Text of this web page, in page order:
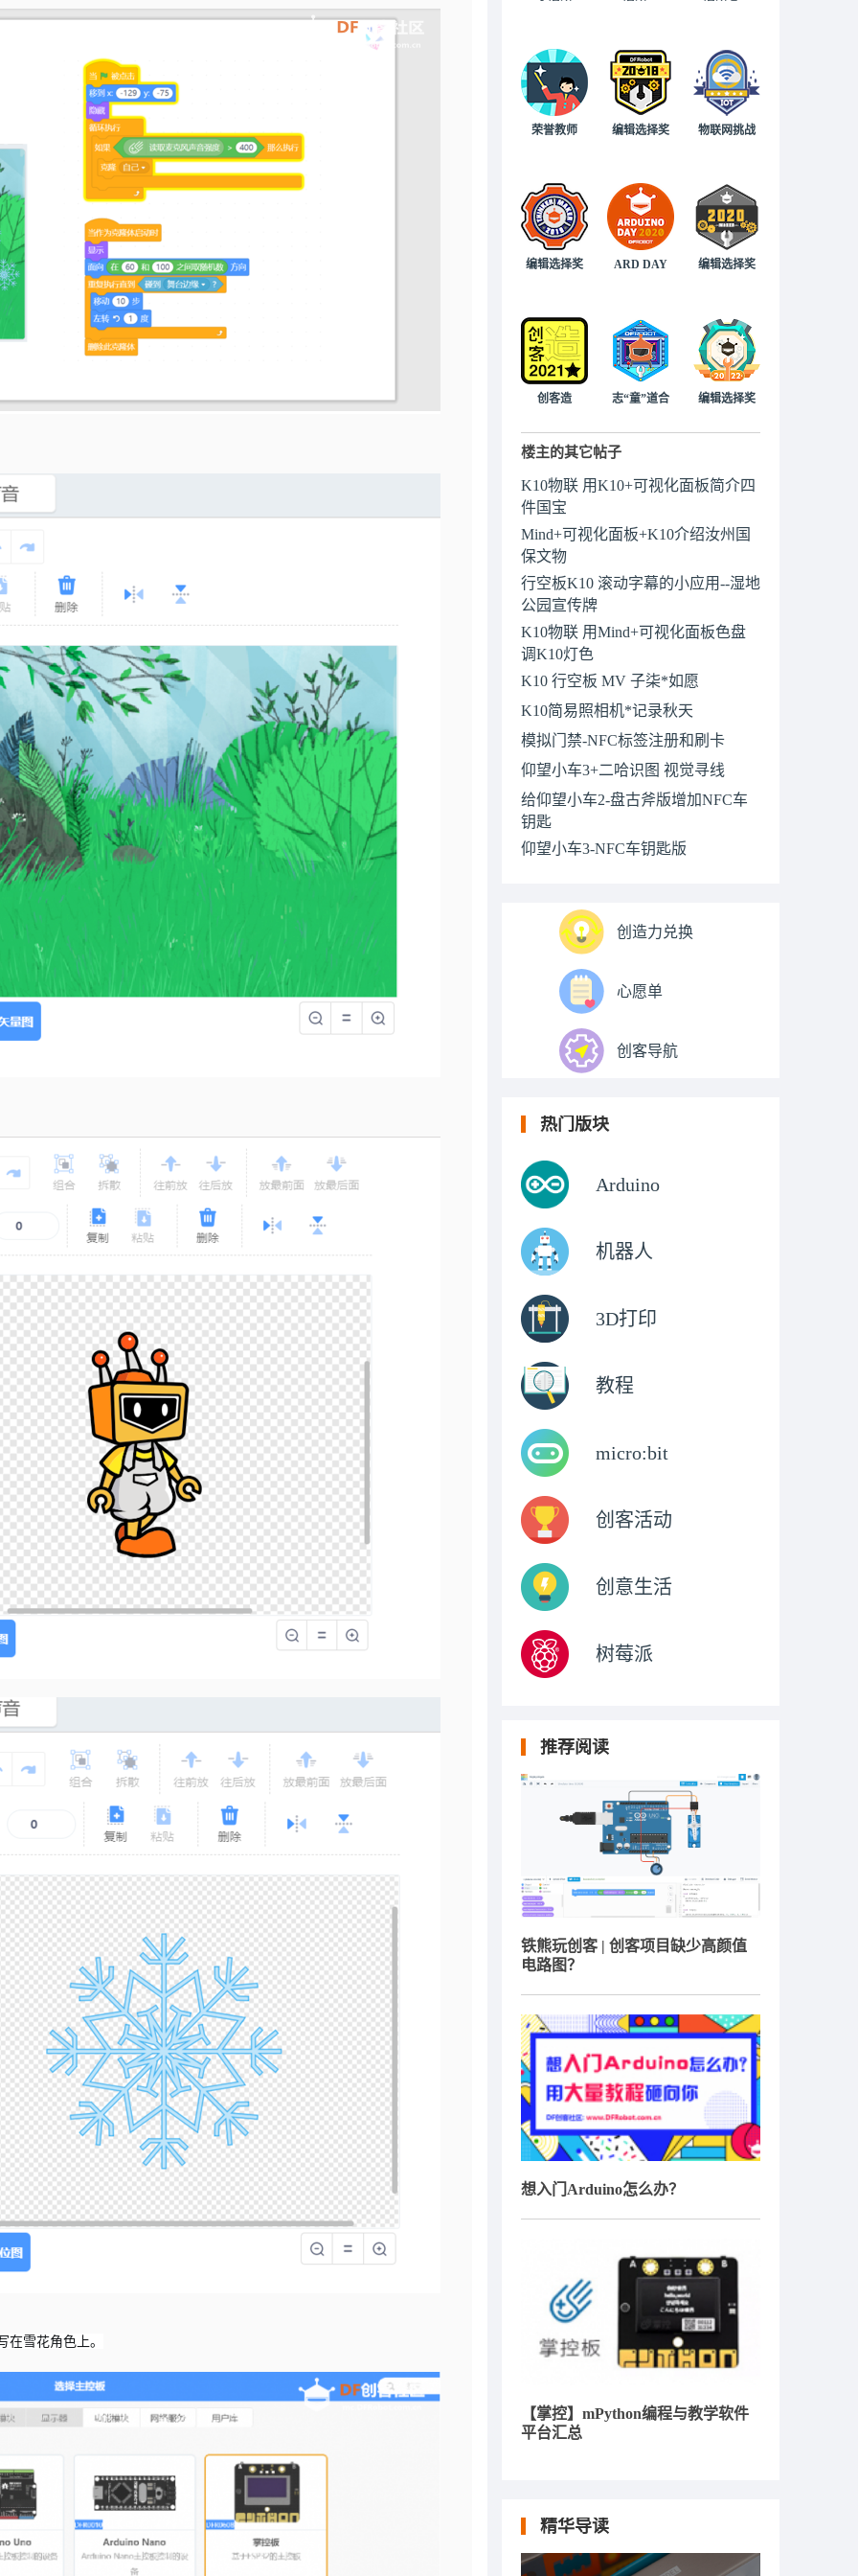
雪花角色上。
荣誉教师 编辑选择奖 物联网挑战
编辑选择奖 ARD DAY 编辑选择奖
创客造 志“童”道合 编辑选择奖
楼主的其它帖子
K10物联 用K10+可视化面板简介四
件国宝
Mind+可视化面板+K10介绍汝州国
保文物
行空板K10 滚动字幕的小应用--湿地
公园宣传牌
K10物联 用Mind+可视化面板色盘
调K10灯色
K10 行空板 MV 子柒*如愿
K10简易照相机*记录秋天
模拟门禁-NFC标签注册和刷卡
仰望小车3+二哈识图 视觉寻线
给仰望小车2-盘古斧版增加NFC车
钥匙
仰望小车3-NFC车钥匙版
创造力兑换
心愿单
创客导航
热门版块
Arduino
机器人
3D打印
教程
micro:bit
创客活动
创意生活
树莓派
推荐阅读
铁熊玩创客 | 创客项目缺少高颜值
电路图？
想入门Arduino怎么办？
【掌控】mPython编程与教学软件
平台汇总
精华导读